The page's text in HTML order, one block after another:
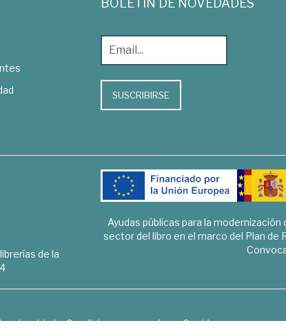
BOLETÍN DE NOVEDADES
SUSCRIBIRSE
de la
Ayudas públicas para la
sector del libro en el marco del Plan de
privacidad Condiciones generales
Cookies